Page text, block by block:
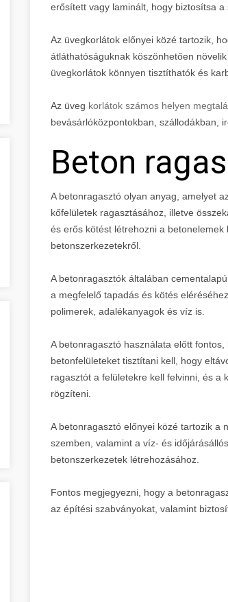
erősített vagy laminált, hogy biztosítsa a
Az üvegkorlátok előnyei közé tartozik,
átláthatóságuknak köszönhetően
üvegkorlátok könnyen tisztíthatók és
Az üveg korlátok számos helyen
bevásárlóközpontokban, szállodákban,
Beton
A betonragasztó olyan anyag, amelyet
kőfelületek ragasztásához, illetve
és erős kötést létrehozni a
betonszerkezetekről.
A betonragasztók általában
a megfelelő tapadás és kötés
polimerek, adalékanyagok és víz is.
A betonragasztó használata előtt
betonfelületeket tisztítani kell, hogy
ragasztót a felületekre kell felvinni, és a
rögzíteni.
A betonragasztó előnyei közé tartozik a
szemben, valamint a víz- és
betonszerkezetek létrehozásához.
Fontos megjegyezni, hogy a
az építési szabványokat, valamint